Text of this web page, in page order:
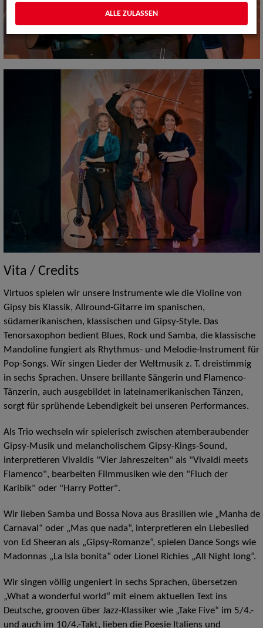
Vita / Credits
Virtuos spielen wir unsere Instrumente wie die Violine von
Gipsy bis Klassik, Allround-Gitarre im spanischen,
südamerikanischen, klassischen und Gipsy-Style. Das
Tenorsaxophon bedient Blues, Rock und Samba, die klassische
Mandoline fungiert als Rhythmus- und Melodie-Instrument für
Pop-Songs. Wir singen Lieder der Weltmusik z. T. dreistimmig
in sechs Sprachen. Unsere brillante Sängerin und Flamenco-
Tänzerin, auch ausgebildet in lateinamerikanischen Tänzen,
sorgt für sprühende Lebendigkeit bei unseren Performances.
Als Trio wechseln wir spielerisch zwischen atemberaubender
Gipsy-Musik und melancholischem Gipsy-Kings-Sound,
interpretieren Vivaldis "Vier Jahreszeiten" als "Vivaldi meets
Flamenco", bearbeiten Filmmusiken wie den "Fluch der
Karibik" oder "Harry Potter".
Wir lieben Samba und Bossa Nova aus Brasilien wie „Manha de
Carnaval“ oder „Mas que nada“, interpretieren ein Liebeslied
von Ed Sheeran als „Gipsy-Romanze“, spielen Dance Songs wie
Madonnas „La Isla bonita“ oder Lionel Richies „All Night long“.
Wir singen völlig ungeniert in sechs Sprachen, übersetzen
„What a wonderful world“ mit einem aktuellen Text ins
Deutsche, grooven über Jazz-Klassiker wie „Take Five“ im 5/4.-
und auch im 10/4.-Takt, lieben die Poesie Italiens und
ALLE ZULASSEN